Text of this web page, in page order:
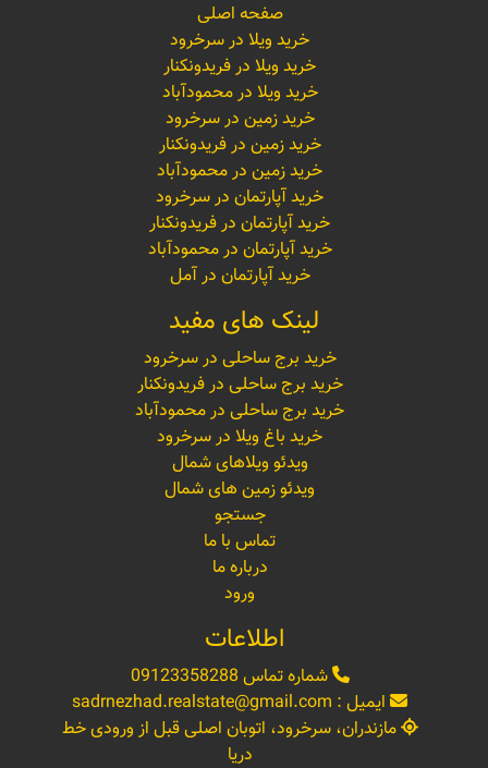
صفحه اصلی
خرید ویلا در سرخرود
خرید ویلا در فریدونکنار
خرید ویلا در محمودآباد
خرید زمین در سرخرود
خرید زمین در فریدونکنار
خرید زمین در محمودآباد
خرید آپارتمان در سرخرود
خرید آپارتمان در فریدونکنار
خرید آپارتمان در محمودآباد
خرید آپارتمان در آمل
لینک های مفید
خرید برج ساحلی در سرخرود
خرید برج ساحلی در فریدونکنار
خرید برج ساحلی در محمودآباد
خرید باغ ویلا در سرخرود
ویدئو ویلاهای شمال
ویدئو زمین های شمال
جستجو
تماس با ما
درباره ما
ورود
اطلاعات
شماره تماس 09123358288
ایمیل : sadrnezhad.realstate@gmail.com
مازندران، سرخرود، اتوبان اصلی قبل از ورودی خط
دریا